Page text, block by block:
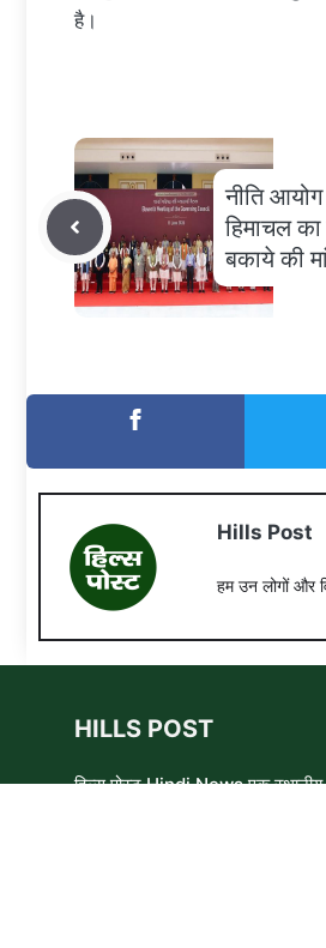
है।
नीति
हिमाचल
बकाये की
Hills Post
हम उन लोगों और
HILLS POST
हिल्स पोस्ट Hindi News एक